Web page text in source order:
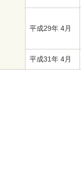
平成29年 4月
平成31年 4月